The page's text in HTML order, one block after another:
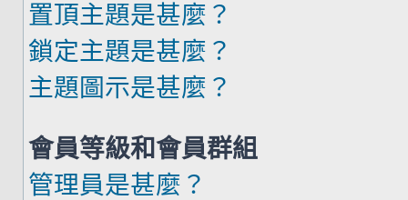
置頂主題是甚麼？
鎖定主題是甚麼？
主題圖示是甚麼？
會員等級和會員群組
管理員是甚麼？